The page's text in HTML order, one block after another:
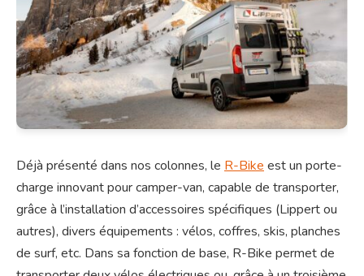
Déjà présenté dans nos colonnes, le R-Bike est un porte-
charge innovant pour camper-van, capable de transporter,
grâce à l’installation d’accessoires spécifiques (Lippert ou
autres), divers équipements : vélos, coffres, skis, planches
de surf, etc. Dans sa fonction de base, R-Bike permet de